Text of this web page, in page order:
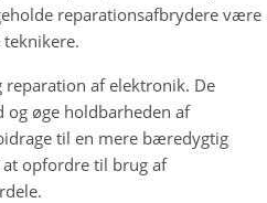
reparationsafbrydere være
af elektronik. De
øge holdbarheden af
til en mere bæredygtig
opfordre til brug af